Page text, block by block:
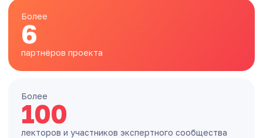
Более
6
партнёров проекта
Более
100
лекторов и участников экспертного сообщества